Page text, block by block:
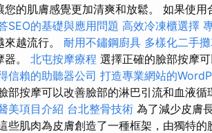
的肌膚感覺更加清爽和放鬆。 如果使用
SEO的基礎與應用問題 高效冷凍櫃選擇
越流行。 耐用不鏽鋼廚具 多樣化二手
。 北屯按摩療程 選擇正確的臉部按摩
信賴的助聽器公司 打造專業網站的
部按摩可以改善臉部的淋巴引流和血液循
美項目介紹 台北整骨技術 為了減少皮膚
些肌肉為皮膚創造了一種框架，由獨特的